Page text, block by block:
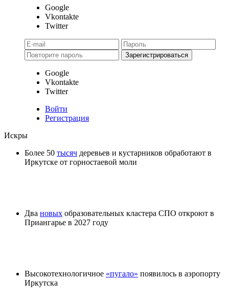
Google
Vkontakte
Twitter
Google
Vkontakte
Twitter
Войти
Регистрация
Искры
Более 50 тысяч деревьев и кустарников обработают в
Иркутске от горностаевой моли
Два новых образовательных кластера СПО откроют в
Приангарье в 2027 году
Высокотехнологичное «пугало» появилось в аэропорту
Иркутска